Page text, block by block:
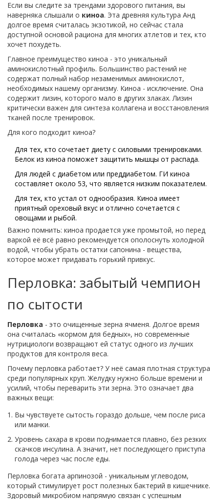
Если вы следите за трендами здорового питания, вы
наверняка слышали о киноа. Эта древняя культура Анд
долгое время считалась экзотикой, но сейчас стала
доступной основой рациона для многих атлетов и тех, кто
хочет похудеть.
Главное преимущество киноа - это уникальный
аминокислотный профиль. Большинство растений не
содержат полный набор незаменимых аминокислот,
необходимых нашему организму. Киноа - исключение. Она
содержит лизин, которого мало в других злаках. Лизин
критически важен для синтеза коллагена и восстановления
тканей после тренировок.
Для кого подходит киноа?
Для тех, кто сочетает диету с силовыми тренировками.
Белок из киноа поможет защитить мышцы от распада.
Для людей с диабетом или преддиабетом. ГИ киноа
составляет около 53, что является низким показателем.
Для тех, кто устал от однообразия. Киноа имеет
приятный ореховый вкус и отлично сочетается с
овощами и рыбой.
Важно помнить: киноа продается уже промытой, но перед
варкой её всё равно рекомендуется ополоснуть холодной
водой, чтобы убрать остатки сапонина - вещества,
которое может придавать горький привкус.
Перловка: забытый чемпион
по сытости
Перловка - это очищенные зерна ячменя. Долгое время
она считалась «кормом для бедных», но современные
нутрициологи возвращают ей статус одного из лучших
продуктов для контроля веса.
Почему перловка работает? У неё самая плотная структура
среди популярных круп. Желудку нужно больше времени и
усилий, чтобы переварить эти зерна. Это означает два
важных вещи:
Вы чувствуете сытость гораздо дольше, чем после риса
или манки.
Уровень сахара в крови поднимается плавно, без резких
скачков инсулина. А значит, нет последующего приступа
голода через час после еды.
Перловка богата арпинозой - уникальным углеводом,
который стимулирует рост полезных бактерий в кишечнике.
Здоровый микробиом напрямую связан с успешным